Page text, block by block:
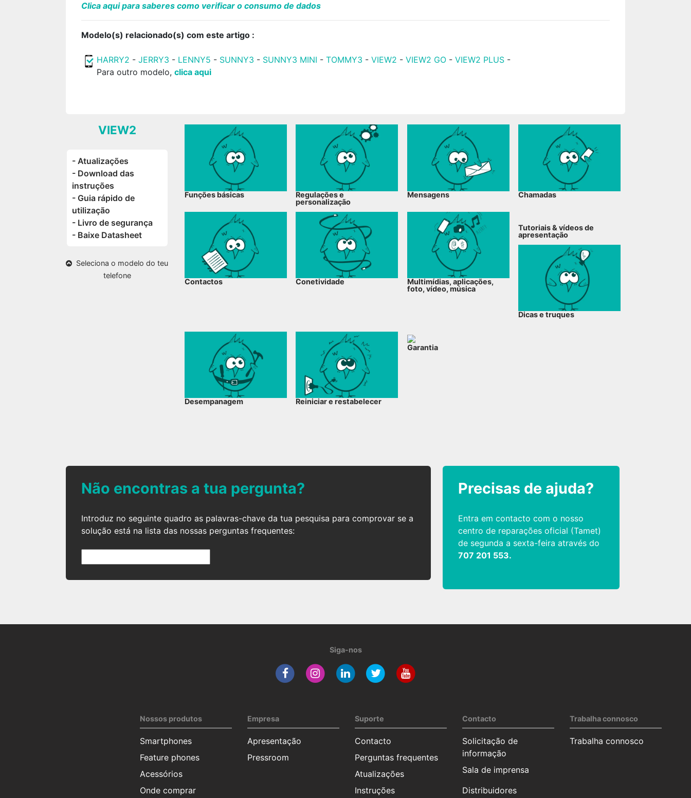
Clica aqui para saberes como verificar o consumo de dados
Modelo(s) relacionado(s) com este artigo :
HARRY2 -JERRY3 - LENNY5 - SUNNY3 - SUNNY3 MINI -TOMMY3 -VIEW2 -VIEW2 GO -VIEW2 PLUS -
Para outro modelo,clica aqui
VIEW2
- Atualizações
- Download das
instruções
- Guia rápido de
utilização
- Livro de segurança
- Baixe Datasheet
Seleciona o modelo do teu
telefone
Funções básicas
Regulações e
personalização
Mensagens Chamadas
Contactos Conetividade
Multimídias, aplicações,
foto, vídeo, música
Tutoriais & vídeos de
apresentação
Dicas e truques
Desempanagem Reiniciar e restabelecer
Garantia
Não encontras a tua pergunta?
Introduz no seguinte quadro as palavras-chave da tua pesquisa para comprovar se a
solução está na lista das nossas perguntas frequentes:
Precisas de ajuda?
Entra em contacto com o nosso
centro de reparações oficial (Tamet)
de segunda a sexta-feira através do
707 201 553.
Siga-nos
Nossos produtos
Smartphones
Feature phones
Acessórios
Onde comprar
Empresa
Apresentação
Pressroom
Suporte
Contacto
Perguntas frequentes
Atualizações
Instruções
Contacto
Solicitação de
informação
Sala de imprensa
Distribuidores
Trabalha connosco
Trabalha connosco